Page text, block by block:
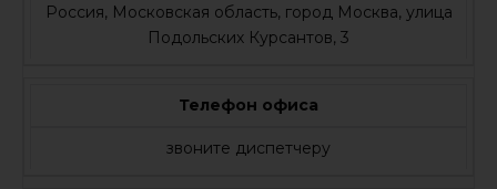
Россия, Московская область, город Москва, улица
Подольских Курсантов, 3
Телефон офиса
звоните диспетчеру